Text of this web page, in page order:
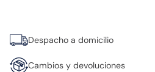
Despacho a domicilio
Cambios y devoluciones